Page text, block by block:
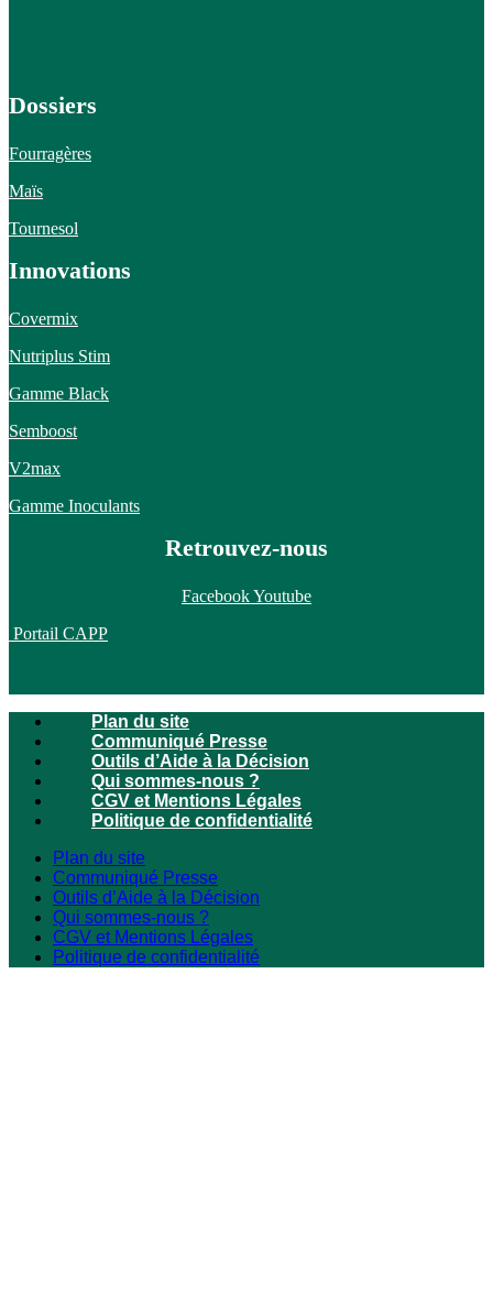
Dossiers
Fourragères
Maïs
Tournesol
Innovations
Covermix
Nutriplus Stim
Gamme Black
Semboost
V2max
Gamme Inoculants
Retrouvez-nous
FacebookYoutube
Portail CAPP
Plan du site
Communiqué Presse
Outils d’Aide à la Décision
Qui sommes-nous ?
CGV et Mentions Légales
Politique de confidentialité
Plan du site
Communiqué Presse
Outils d’Aide à la Décision
Qui sommes-nous ?
CGV et Mentions Légales
Politique de confidentialité